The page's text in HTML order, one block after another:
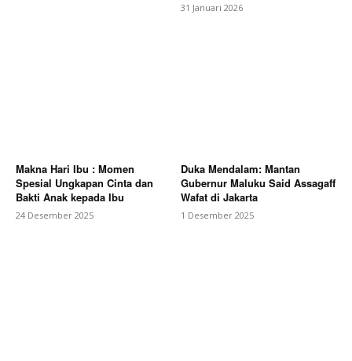
31 Januari 2026
Makna Hari Ibu : Momen
Spesial Ungkapan Cinta dan
Bakti Anak kepada Ibu
24 Desember 2025
Duka Mendalam: Mantan
Gubernur Maluku Said Assagaff
Wafat di Jakarta
1 Desember 2025